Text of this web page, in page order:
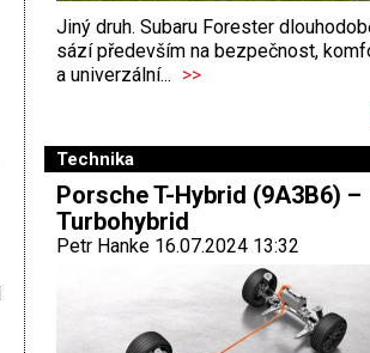
Jiný druh. Subaru Forester
sází především na bezpečnost,
a univerzální... >>
Technika
Porsche T-Hybrid (9A3B6) –
Turbohybrid
Petr Hanke 16.07.2024 13:32